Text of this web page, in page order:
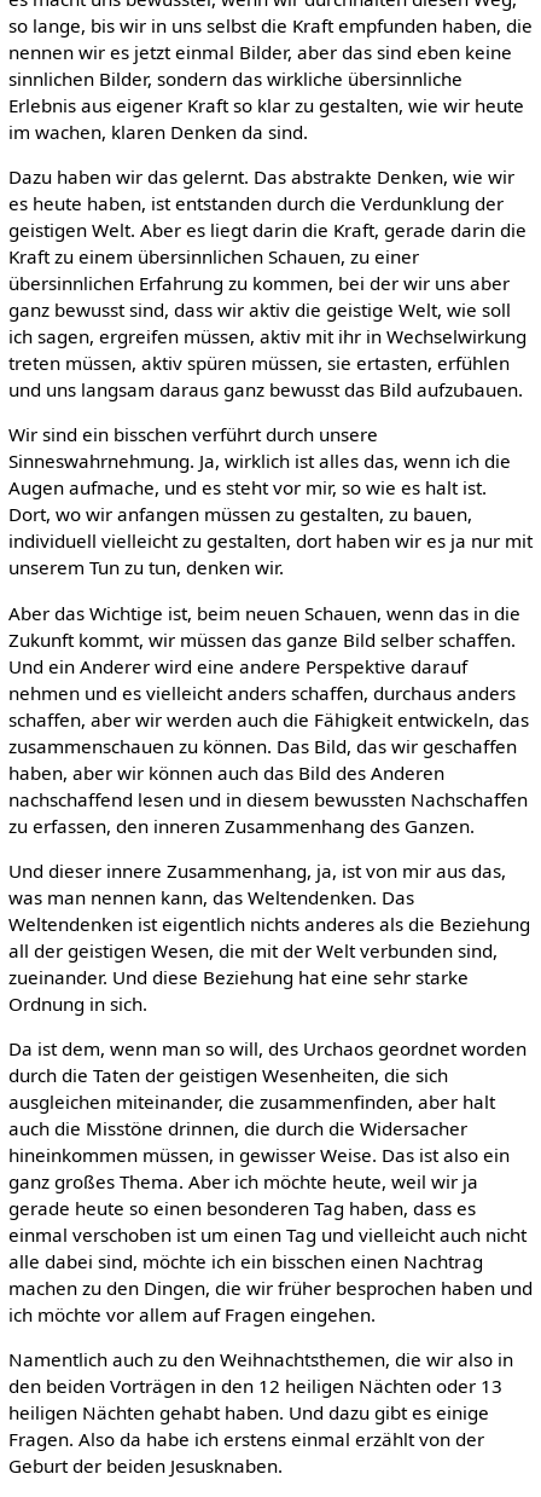
so lange, bis wir in uns selbst die Kraft empfunden haben, die
nennen wir es jetzt einmal Bilder, aber das sind eben keine
sinnlichen Bilder, sondern das wirkliche übersinnliche
Erlebnis aus eigener Kraft so klar zu gestalten, wie wir heute
im wachen, klaren Denken da sind.
Dazu haben wir das gelernt. Das abstrakte Denken, wie wir
es heute haben, ist entstanden durch die Verdunklung der
geistigen Welt. Aber es liegt darin die Kraft, gerade darin die
Kraft zu einem übersinnlichen Schauen, zu einer
übersinnlichen Erfahrung zu kommen, bei der wir uns aber
ganz bewusst sind, dass wir aktiv die geistige Welt, wie soll
ich sagen, ergreifen müssen, aktiv mit ihr in Wechselwirkung
treten müssen, aktiv spüren müssen, sie ertasten, erfühlen
und uns langsam daraus ganz bewusst das Bild aufzubauen.
Wir sind ein bisschen verführt durch unsere
Sinneswahrnehmung. Ja, wirklich ist alles das, wenn ich die
Augen aufmache, und es steht vor mir, so wie es halt ist.
Dort, wo wir anfangen müssen zu gestalten, zu bauen,
individuell vielleicht zu gestalten, dort haben wir es ja nur mit
unserem Tun zu tun, denken wir.
Aber das Wichtige ist, beim neuen Schauen, wenn das in die
Zukunft kommt, wir müssen das ganze Bild selber schaffen.
Und ein Anderer wird eine andere Perspektive darauf
nehmen und es vielleicht anders schaffen, durchaus anders
schaffen, aber wir werden auch die Fähigkeit entwickeln, das
zusammenschauen zu können. Das Bild, das wir geschaffen
haben, aber wir können auch das Bild des Anderen
nachschaffend lesen und in diesem bewussten Nachschaffen
zu erfassen, den inneren Zusammenhang des Ganzen.
Und dieser innere Zusammenhang, ja, ist von mir aus das,
was man nennen kann, das Weltendenken. Das
Weltendenken ist eigentlich nichts anderes als die Beziehung
all der geistigen Wesen, die mit der Welt verbunden sind,
zueinander. Und diese Beziehung hat eine sehr starke
Ordnung in sich.
Da ist dem, wenn man so will, des Urchaos geordnet worden
durch die Taten der geistigen Wesenheiten, die sich
ausgleichen miteinander, die zusammenfinden, aber halt
auch die Misstöne drinnen, die durch die Widersacher
hineinkommen müssen, in gewisser Weise. Das ist also ein
ganz großes Thema. Aber ich möchte heute, weil wir ja
gerade heute so einen besonderen Tag haben, dass es
einmal verschoben ist um einen Tag und vielleicht auch nicht
alle dabei sind, möchte ich ein bisschen einen Nachtrag
machen zu den Dingen, die wir früher besprochen haben und
ich möchte vor allem auf Fragen eingehen.
Namentlich auch zu den Weihnachtsthemen, die wir also in
den beiden Vorträgen in den 12 heiligen Nächten oder 13
heiligen Nächten gehabt haben. Und dazu gibt es einige
Fragen. Also da habe ich erstens einmal erzählt von der
Geburt der beiden Jesusknaben.